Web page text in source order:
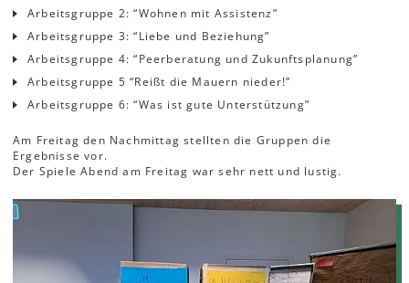
Arbeitsgruppe 2: “Wohnen mit Assistenz”
Arbeitsgruppe 3: “Liebe und Beziehung”
Arbeitsgruppe 4: “Peerberatung und Zukunftsplanung”
Arbeitsgruppe 5 “Reißt die Mauern nieder!”
Arbeitsgruppe 6: “Was ist gute Unterstützung”
Am Freitag den Nachmittag stellten die Gruppen die
Ergebnisse vor.
Der Spiele Abend am Freitag war sehr nett und lustig.